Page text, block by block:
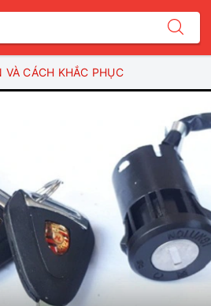
CÁCH KHẮC PHỤC